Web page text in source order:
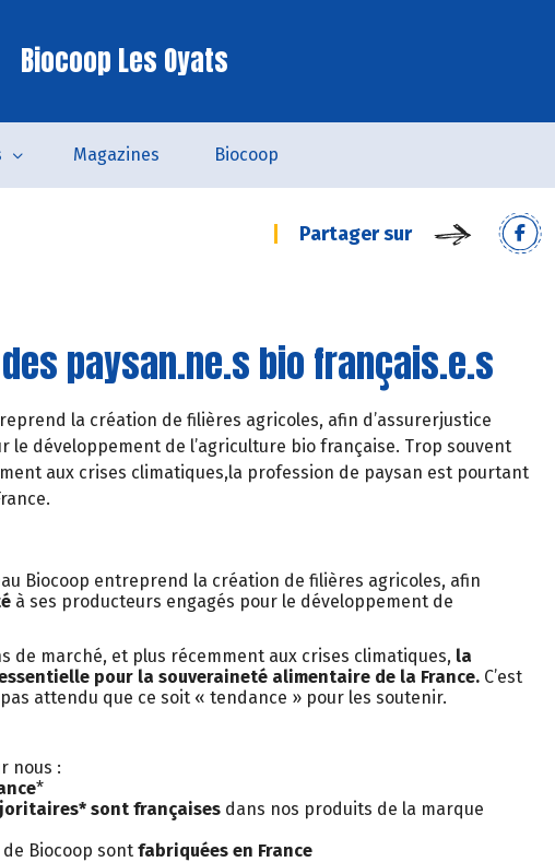
Biocoop Les Oyats
Magazines Biocoop
Partager sur
paysan.ne.s bio français.e.s
la création de filières agricoles, afin d’assurerjustice
développement de l’agriculture bio française. Trop souvent
aux crises climatiques,la profession de paysan est pourtant
Biocoop entreprend la création de filières agricoles, afin
à ses producteurs engagés pour le développement de
de marché, et plus récemment aux crises climatiques, la
pour la souveraineté alimentaire de la France. C’est
attendu que ce soit « tendance » pour les soutenir.
nous :
*
sont françaises dans nos produits de la marque
Biocoop sont fabriquées en France